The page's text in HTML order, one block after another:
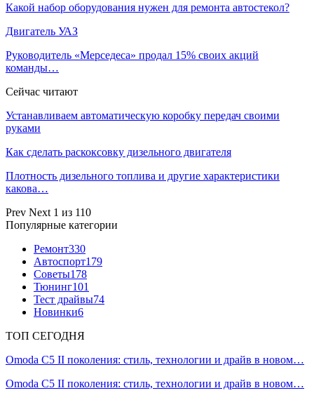
Какой набор оборудования нужен для ремонта автостекол?
Двигатель УАЗ
Руководитель «Мерседеса» продал 15% своих акций
команды…
Сейчас читают
Устанавливаем автоматическую коробку передач своими
руками
Как сделать раскоксовку дизельного двигателя
Плотность дизельного топлива и другие характеристики
какова…
Prev Next 1 из 110
Популярные категории
Ремонт330
Автоспорт179
Советы178
Тюнинг101
Тест драйвы74
Новинки6
ТОП СЕГОДНЯ
Omoda C5 II поколения: стиль, технологии и драйв в новом…
Omoda C5 II поколения: стиль, технологии и драйв в новом…